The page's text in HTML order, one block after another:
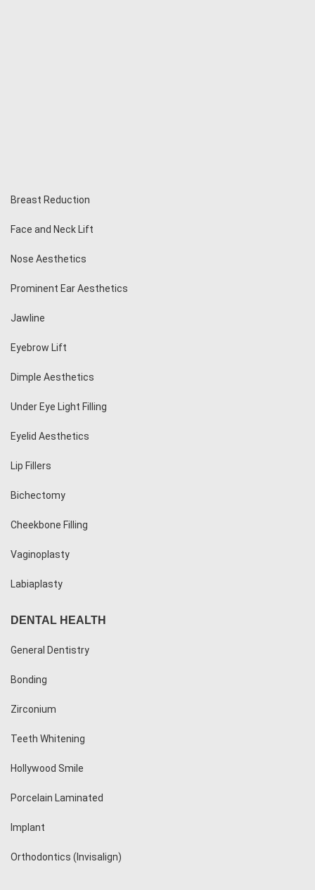
Breast Reduction
Face and Neck Lift
Nose Aesthetics
Prominent Ear Aesthetics
Jawline
Eyebrow Lift
Dimple Aesthetics
Under Eye Light Filling
Eyelid Aesthetics
Lip Fillers
Bichectomy
Cheekbone Filling
Vaginoplasty
Labiaplasty
DENTAL HEALTH
General Dentistry
Bonding
Zirconium
Teeth Whitening
Hollywood Smile
Porcelain Laminated
Implant
Orthodontics (Invisalign)